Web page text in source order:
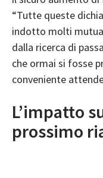
“Tutte queste
indotto molti
dalla ricerca di
che ormai si fosse
conveniente
L’impatto
prossimo